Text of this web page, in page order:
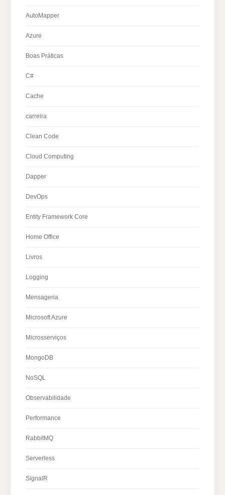
AutoMapper
Azure
Boas Práticas
C#
Cache
carreira
Clean Code
Cloud Computing
Dapper
DevOps
Entity Framework Core
Home Office
Livros
Logging
Mensageria
Microsoft Azure
Microsserviços
MongoDB
NoSQL
Observabilidade
Performance
RabbitMQ
Serverless
SignalR